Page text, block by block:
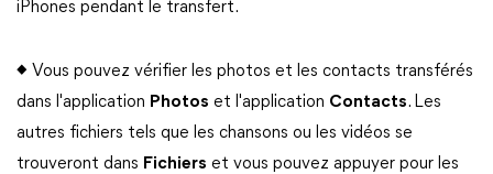
iPhones pendant le transfert.
◆ Vous pouvez vérifier les photos et les contacts transférés
dans l'application Photos et l'application Contacts. Les
autres fichiers tels que les chansons ou les vidéos se
trouveront dans Fichiers et vous pouvez appuyer pour les